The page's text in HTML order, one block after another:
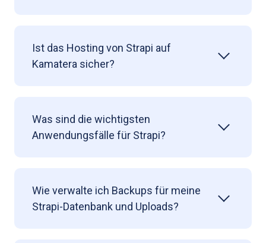
Ist das Hosting von Strapi auf
Kamatera sicher?
Was sind die wichtigsten
Anwendungsfälle für Strapi?
Wie verwalte ich Backups für meine
Strapi-Datenbank und Uploads?